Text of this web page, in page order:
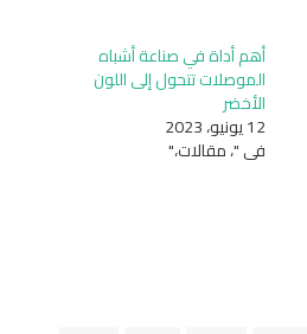
أهم أداة في صناعة أشباه
الموصلات تتحول إلى اللون
الأخضر
12 يونيو، 2023
في "، مقالات،"